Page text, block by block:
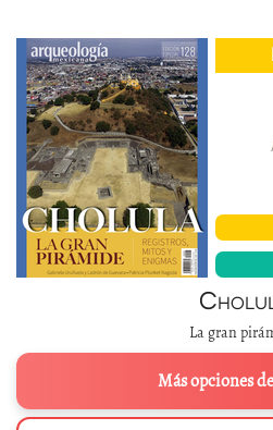
La gran
Más opciones